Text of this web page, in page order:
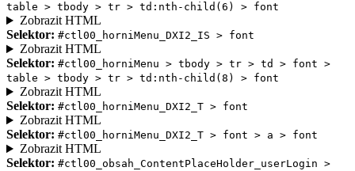
table > tbody > tr > td:nth-child(6) > font
Zobrazit HTML
Selektor: #ctl00_horniMenu_DXI2_IS > font
Zobrazit HTML
Selektor: #ctl00_horniMenu > tbody > tr > td > font >
table > tbody > tr > td:nth-child(8) > font
Zobrazit HTML
Selektor: #ctl00_horniMenu_DXI2_T > font
Zobrazit HTML
Selektor: #ctl00_horniMenu_DXI2_T > font > a > font
Zobrazit HTML
Selektor: #ctl00_obsah_ContentPlaceHolder_userLogin >